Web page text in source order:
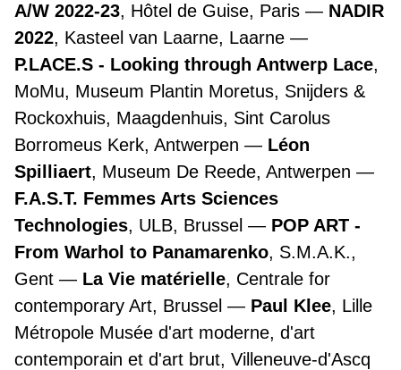
A/W 2022-23, Hôtel de Guise, Paris
NADIR
2022, Kasteel van Laarne, Laarne
P.LACE.S - Looking through Antwerp Lace,
MoMu, Museum Plantin Moretus, Snijders &
Rockoxhuis, Maagdenhuis, Sint Carolus
Borromeus Kerk, Antwerpen
Léon
Spilliaert, Museum De Reede, Antwerpen
F.A.S.T. Femmes Arts Sciences
Technologies, ULB, Brussel
POP ART -
From Warhol to Panamarenko, S.M.A.K.,
Gent
La Vie matérielle, Centrale for
contemporary Art, Brussel
Paul Klee, Lille
Métropole Musée d'art moderne, d'art
contemporain et d'art brut, Villeneuve-d'Ascq